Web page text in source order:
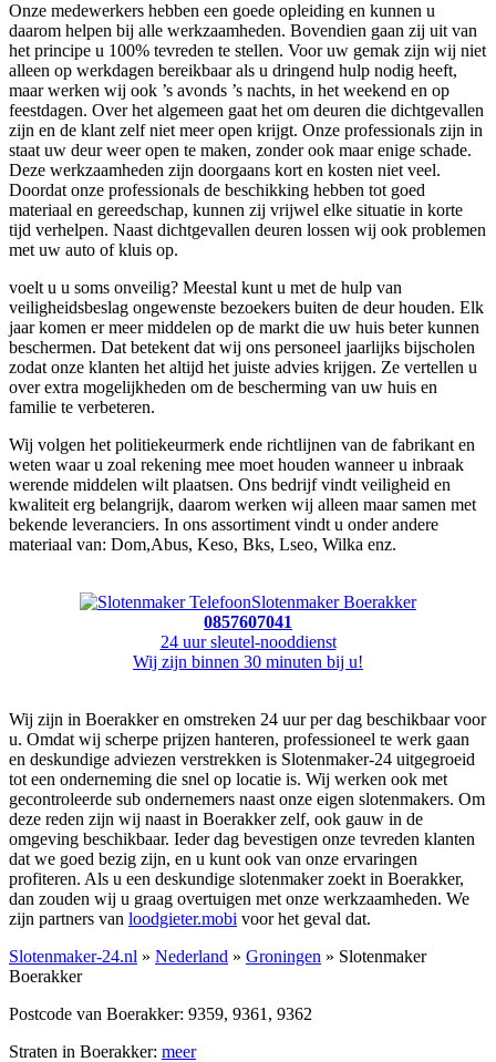
Onze medewerkers hebben een goede opleiding en kunnen u
daarom helpen bij alle werkzaamheden. Bovendien gaan zij uit van
het principe u 100% tevreden te stellen. Voor uw gemak zijn wij niet
alleen op werkdagen bereikbaar als u dringend hulp nodig heeft,
maar werken wij ook ’s avonds ’s nachts, in het weekend en op
feestdagen. Over het algemeen gaat het om deuren die dichtgevallen
zijn en de klant zelf niet meer open krijgt. Onze professionals zijn in
staat uw deur weer open te maken, zonder ook maar enige schade.
Deze werkzaamheden zijn doorgaans kort en kosten niet veel.
Doordat onze professionals de beschikking hebben tot goed
materiaal en gereedschap, kunnen zij vrijwel elke situatie in korte
tijd verhelpen. Naast dichtgevallen deuren lossen wij ook problemen
met uw auto of kluis op.
voelt u u soms onveilig? Meestal kunt u met de hulp van
veiligheidsbeslag ongewenste bezoekers buiten de deur houden. Elk
jaar komen er meer middelen op de markt die uw huis beter kunnen
beschermen. Dat betekent dat wij ons personeel jaarlijks bijscholen
zodat onze klanten het altijd het juiste advies krijgen. Ze vertellen u
over extra mogelijkheden om de bescherming van uw huis en
familie te verbeteren.
Wij volgen het politiekeurmerk ende richtlijnen van de fabrikant en
weten waar u zoal rekening mee moet houden wanneer u inbraak
werende middelen wilt plaatsen. Ons bedrijf vindt veiligheid en
kwaliteit erg belangrijk, daarom werken wij alleen maar samen met
bekende leveranciers. In ons assortiment vindt u onder andere
materiaal van: Dom,Abus, Keso, Bks, Lseo, Wilka enz.
Slotenmaker Boerakker
0857607041
24 uur sleutel-nooddienst
Wij zijn binnen 30 minuten bij u!
Wij zijn in Boerakker en omstreken 24 uur per dag beschikbaar voor
u. Omdat wij scherpe prijzen hanteren, professioneel te werk gaan
en deskundige adviezen verstrekken is Slotenmaker-24 uitgegroeid
tot een onderneming die snel op locatie is. Wij werken ook met
gecontroleerde sub ondernemers naast onze eigen slotenmakers. Om
deze reden zijn wij naast in Boerakker zelf, ook gauw in de
omgeving beschikbaar. Ieder dag bevestigen onze tevreden klanten
dat we goed bezig zijn, en u kunt ook van onze ervaringen
profiteren. Als u een deskundige slotenmaker zoekt in Boerakker,
dan zouden wij u graag overtuigen met onze werkzaamheden. We
zijn partners van loodgieter.mobi voor het geval dat.
Slotenmaker-24.nl » Nederland » Groningen » Slotenmaker
Boerakker
Postcode van Boerakker: 9359, 9361, 9362
Straten in Boerakker: meer